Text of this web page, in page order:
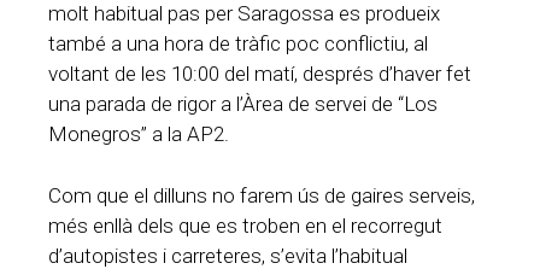
molt habitual pas per Saragossa es produeix
també a una hora de tràfic poc conflictiu, al
voltant de les 10:00 del matí, després d’haver fet
una parada de rigor a l’Àrea de servei de “Los
Monegros” a la AP2.
Com que el dilluns no farem ús de gaires serveis,
més enllà dels que es troben en el recorregut
d’autopistes i carreteres, s’evita l’habitual